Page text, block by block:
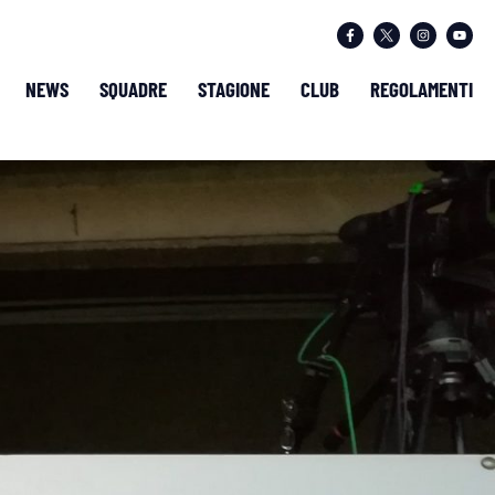
NEWS SQUADRE STAGIONE CLUB REGOLAMENTI